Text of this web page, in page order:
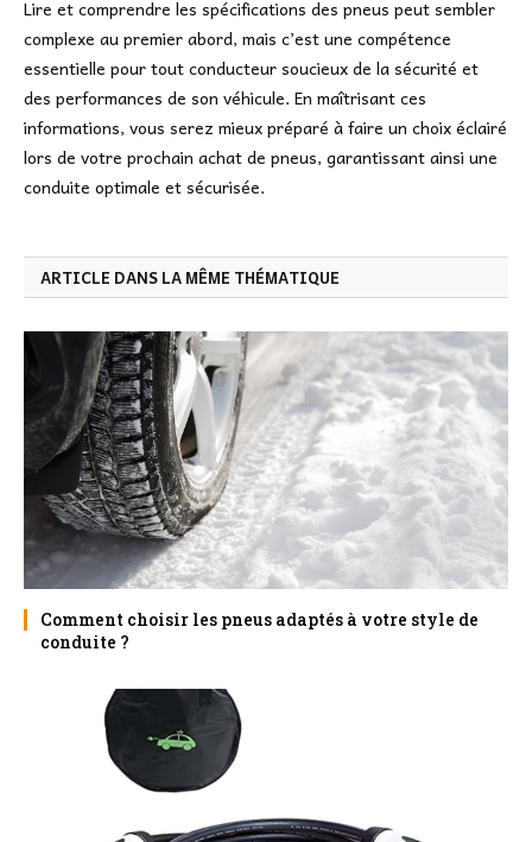
Lire et comprendre les spécifications des pneus peut sembler
complexe au premier abord, mais c’est une compétence
essentielle pour tout conducteur soucieux de la sécurité et
des performances de son véhicule. En maîtrisant ces
informations, vous serez mieux préparé à faire un choix éclairé
lors de votre prochain achat de pneus, garantissant ainsi une
conduite optimale et sécurisée.
ARTICLE DANS LA MÊME THÉMATIQUE
Comment choisir les pneus adaptés à votre style de
conduite ?